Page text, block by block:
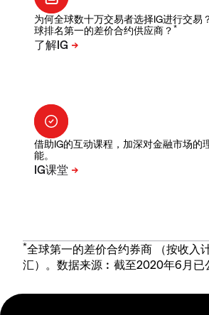
为何全球数十万交易者选择IG进行交易
球排名第一的差价合约供应商？ *
借助IG的互动课程，加深对金融市场的
能。
*全球第一的差价合约券商 （按收入
汇）。数据来源︰截至2020年6月已